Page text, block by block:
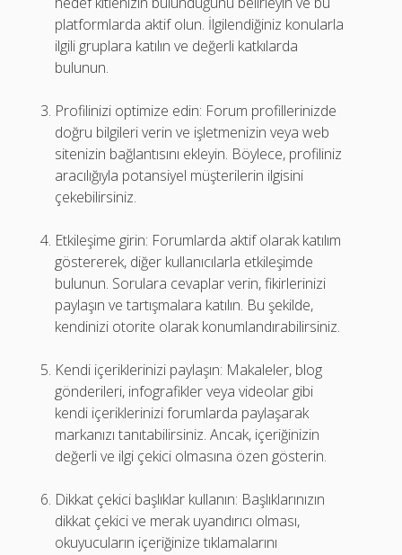
platformlarda aktif olun. İlgilendiğiniz konularla
ilgili gruplara katılın ve değerli katkılarda
bulunun.
Profilinizi optimize edin: Forum profillerinizde
doğru bilgileri verin ve işletmenizin veya web
sitenizin bağlantısını ekleyin. Böylece, profiliniz
aracılığıyla potansiyel müşterilerin ilgisini
çekebilirsiniz.
Etkileşime girin: Forumlarda aktif olarak katılım
göstererek, diğer kullanıcılarla etkileşimde
bulunun. Sorulara cevaplar verin, fikirlerinizi
paylaşın ve tartışmalara katılın. Bu şekilde,
kendinizi otorite olarak konumlandırabilirsiniz.
Kendi içeriklerinizi paylaşın: Makaleler, blog
gönderileri, infografikler veya videolar gibi
kendi içeriklerinizi forumlarda paylaşarak
markanızı tanıtabilirsiniz. Ancak, içeriğinizin
değerli ve ilgi çekici olmasına özen gösterin.
Dikkat çekici başlıklar kullanın: Başlıklarınızın
dikkat çekici ve merak uyandırıcı olması,
okuyucuların içeriğinize tıklamalarını